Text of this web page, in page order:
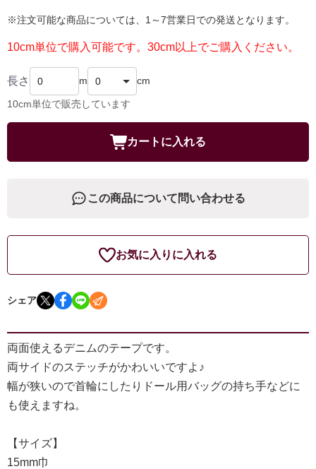
※注文可能な商品については、1～7営業日での発送となります。
10cm単位で購入可能です。30cm以上でご購入ください。
長さ m cm
10cm単位で販売しています
カートに入れる
この商品について問い合わせる
お気に入りに入れる
シェア
両面使えるデニムのテープです。
両サイドのステッチがかわいいですよ♪
幅が狭いので首輪にしたりドール用バッグの持ち手などに
も使えますね。
【サイズ】
15mm巾